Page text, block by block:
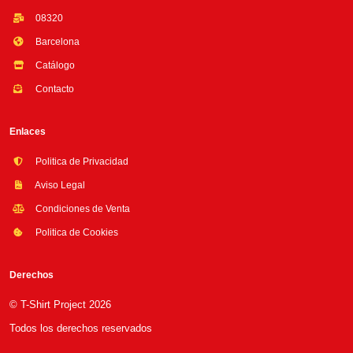
08320
Barcelona
Catálogo
Contacto
Enlaces
Politica de Privacidad
Aviso Legal
Condiciones de Venta
Politica de Cookies
Derechos
© T-Shirt Project 2026
Todos los derechos reservados